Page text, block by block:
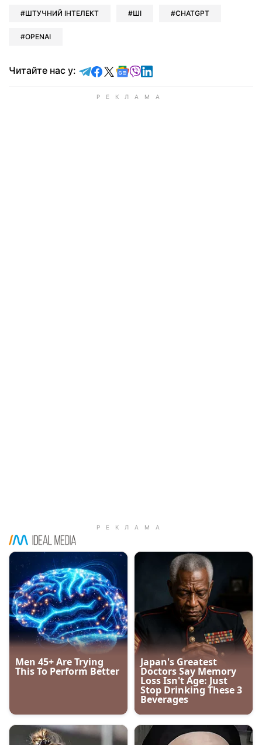
ШТУЧНИЙ ІНТЕЛЕКТ ШІ CHATGPT
OPENAI
Читайте нас у: Читайте у Telegram
Читайте у Facebook
Читайте у X
Читайте у Google news
Читайте у Viber
Читайте у LinkedIn